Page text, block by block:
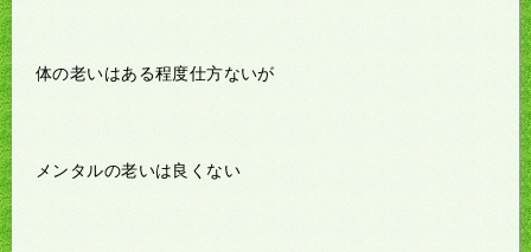
体の老いはある程度仕方ないが
メンタルの老いは良くない